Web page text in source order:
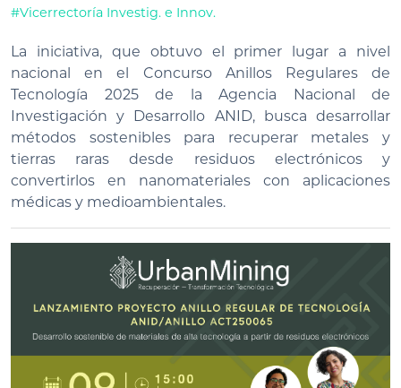
#Vicerrectoría Investig. e Innov.
La iniciativa, que obtuvo el primer lugar a nivel
nacional en el Concurso Anillos Regulares de
Tecnología 2025 de la Agencia Nacional de
Investigación y Desarrollo ANID, busca desarrollar
métodos sostenibles para recuperar metales y
tierras raras desde residuos electrónicos y
convertirlos en nanomateriales con aplicaciones
médicas y medioambientales.